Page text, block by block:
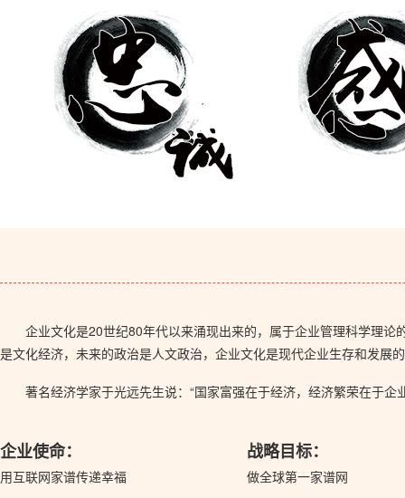
企业文化是20世纪80年代以来涌现出来的，属于企业管理科学理
是文化经济，未来的政治是人文政治，企业文化是现代企业生存和发展
著名经济学家于光远先生说：“国家富强在于经济，经济繁荣在于
企业使命：
用互联网家谱传递幸福
战略目标：
做全球第一家谱网